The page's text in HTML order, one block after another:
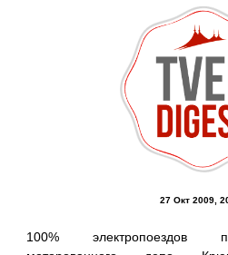
27 Окт 2009,
100% электропоездов